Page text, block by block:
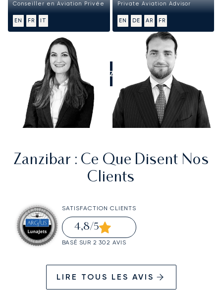
Conseiller en Aviation Privée
EN FR IT
Private Aviation Advisor
EN DE AR FR
APPELEZ-NOUS
Zanzibar : Ce Que Disent Nos
Clients
SATISFACTION CLIENTS
4,8/5
BASÉ SUR 2 302 AVIS
LIRE TOUS LES AVIS